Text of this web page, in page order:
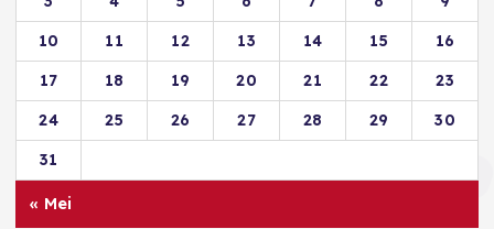
10
11 12 13 14 15
16
17
18 19 20 21 22
23
24
25 26 27 28 29
30
31
« Mei